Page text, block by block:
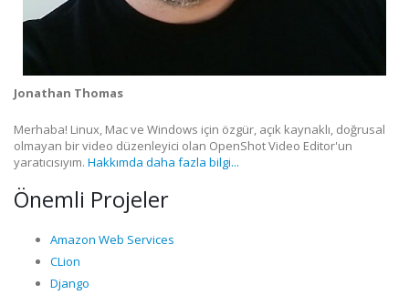
Jonathan Thomas
Merhaba! Linux, Mac ve Windows için özgür, açık kaynaklı, doğrusal
olmayan bir video düzenleyici olan OpenShot Video Editor'un
yaratıcısıyım. Hakkımda daha fazla bilgi...
Önemli Projeler
Amazon Web Services
CLion
Django